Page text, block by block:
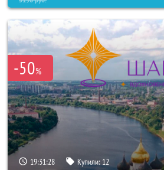
-50%
19:31:28 Купили: 12